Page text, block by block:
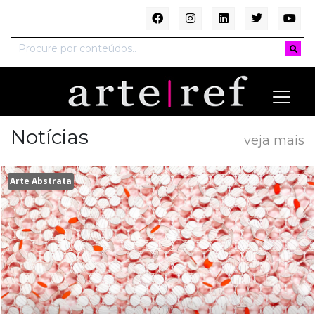
Notícias veja mais
Arte Abstrata